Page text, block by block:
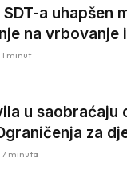
a uhapšen
na vrbovanje
terorističkih
1 minut
u saobraćaju
za
i mlade vozače,
7 minuta